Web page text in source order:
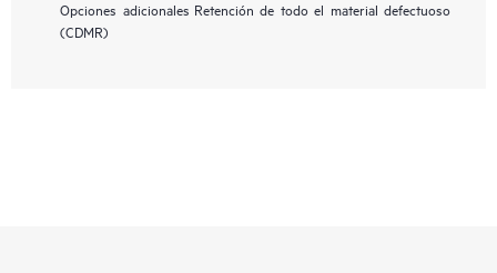
Opciones adicionales Retención de todo el material defectuoso
(CDMR)